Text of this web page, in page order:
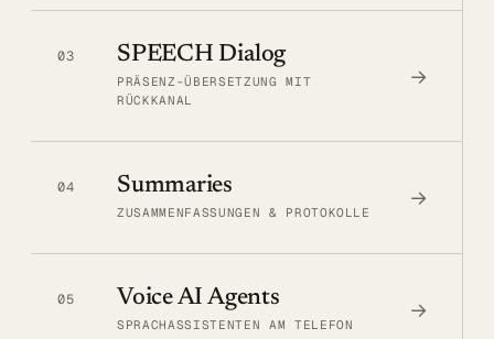
03 SPEECH Dialog
PRÄSENZ-ÜBERSETZUNG MIT
RÜCKKANAL
→
04 Summaries
ZUSAMMENFASSUNGEN & PROTOKOLLE
→
05 Voice AI Agents
SPRACHASSISTENTEN AM TELEFON
→